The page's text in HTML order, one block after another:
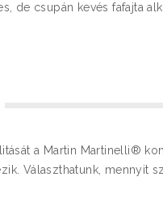
de csupán kevés fafajta
a Martin Martinelli®
Választhatunk, mennyit